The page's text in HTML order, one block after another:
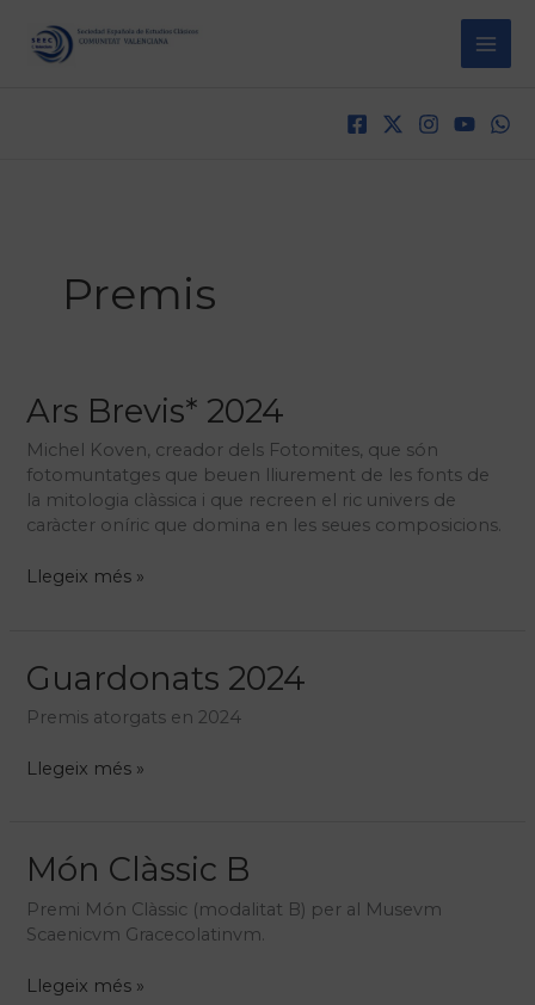
contingut
Premis
Ars Brevis* 2024
Michel Koven, creador dels Fotomites, que són
fotomuntatges que beuen lliurement de les fonts de
la mitologia clàssica i que recreen el ric univers de
caràcter oníric que domina en les seues composicions.
Ars
Llegeix més »
Guardonats 2024
Premis atorgats en 2024
Guardonats
Llegeix més »
Món Clàssic B
Premi Món Clàssic (modalitat B) per al Musevm
Scaenicvm Gracecolatinvm.
Món
Llegeix més »